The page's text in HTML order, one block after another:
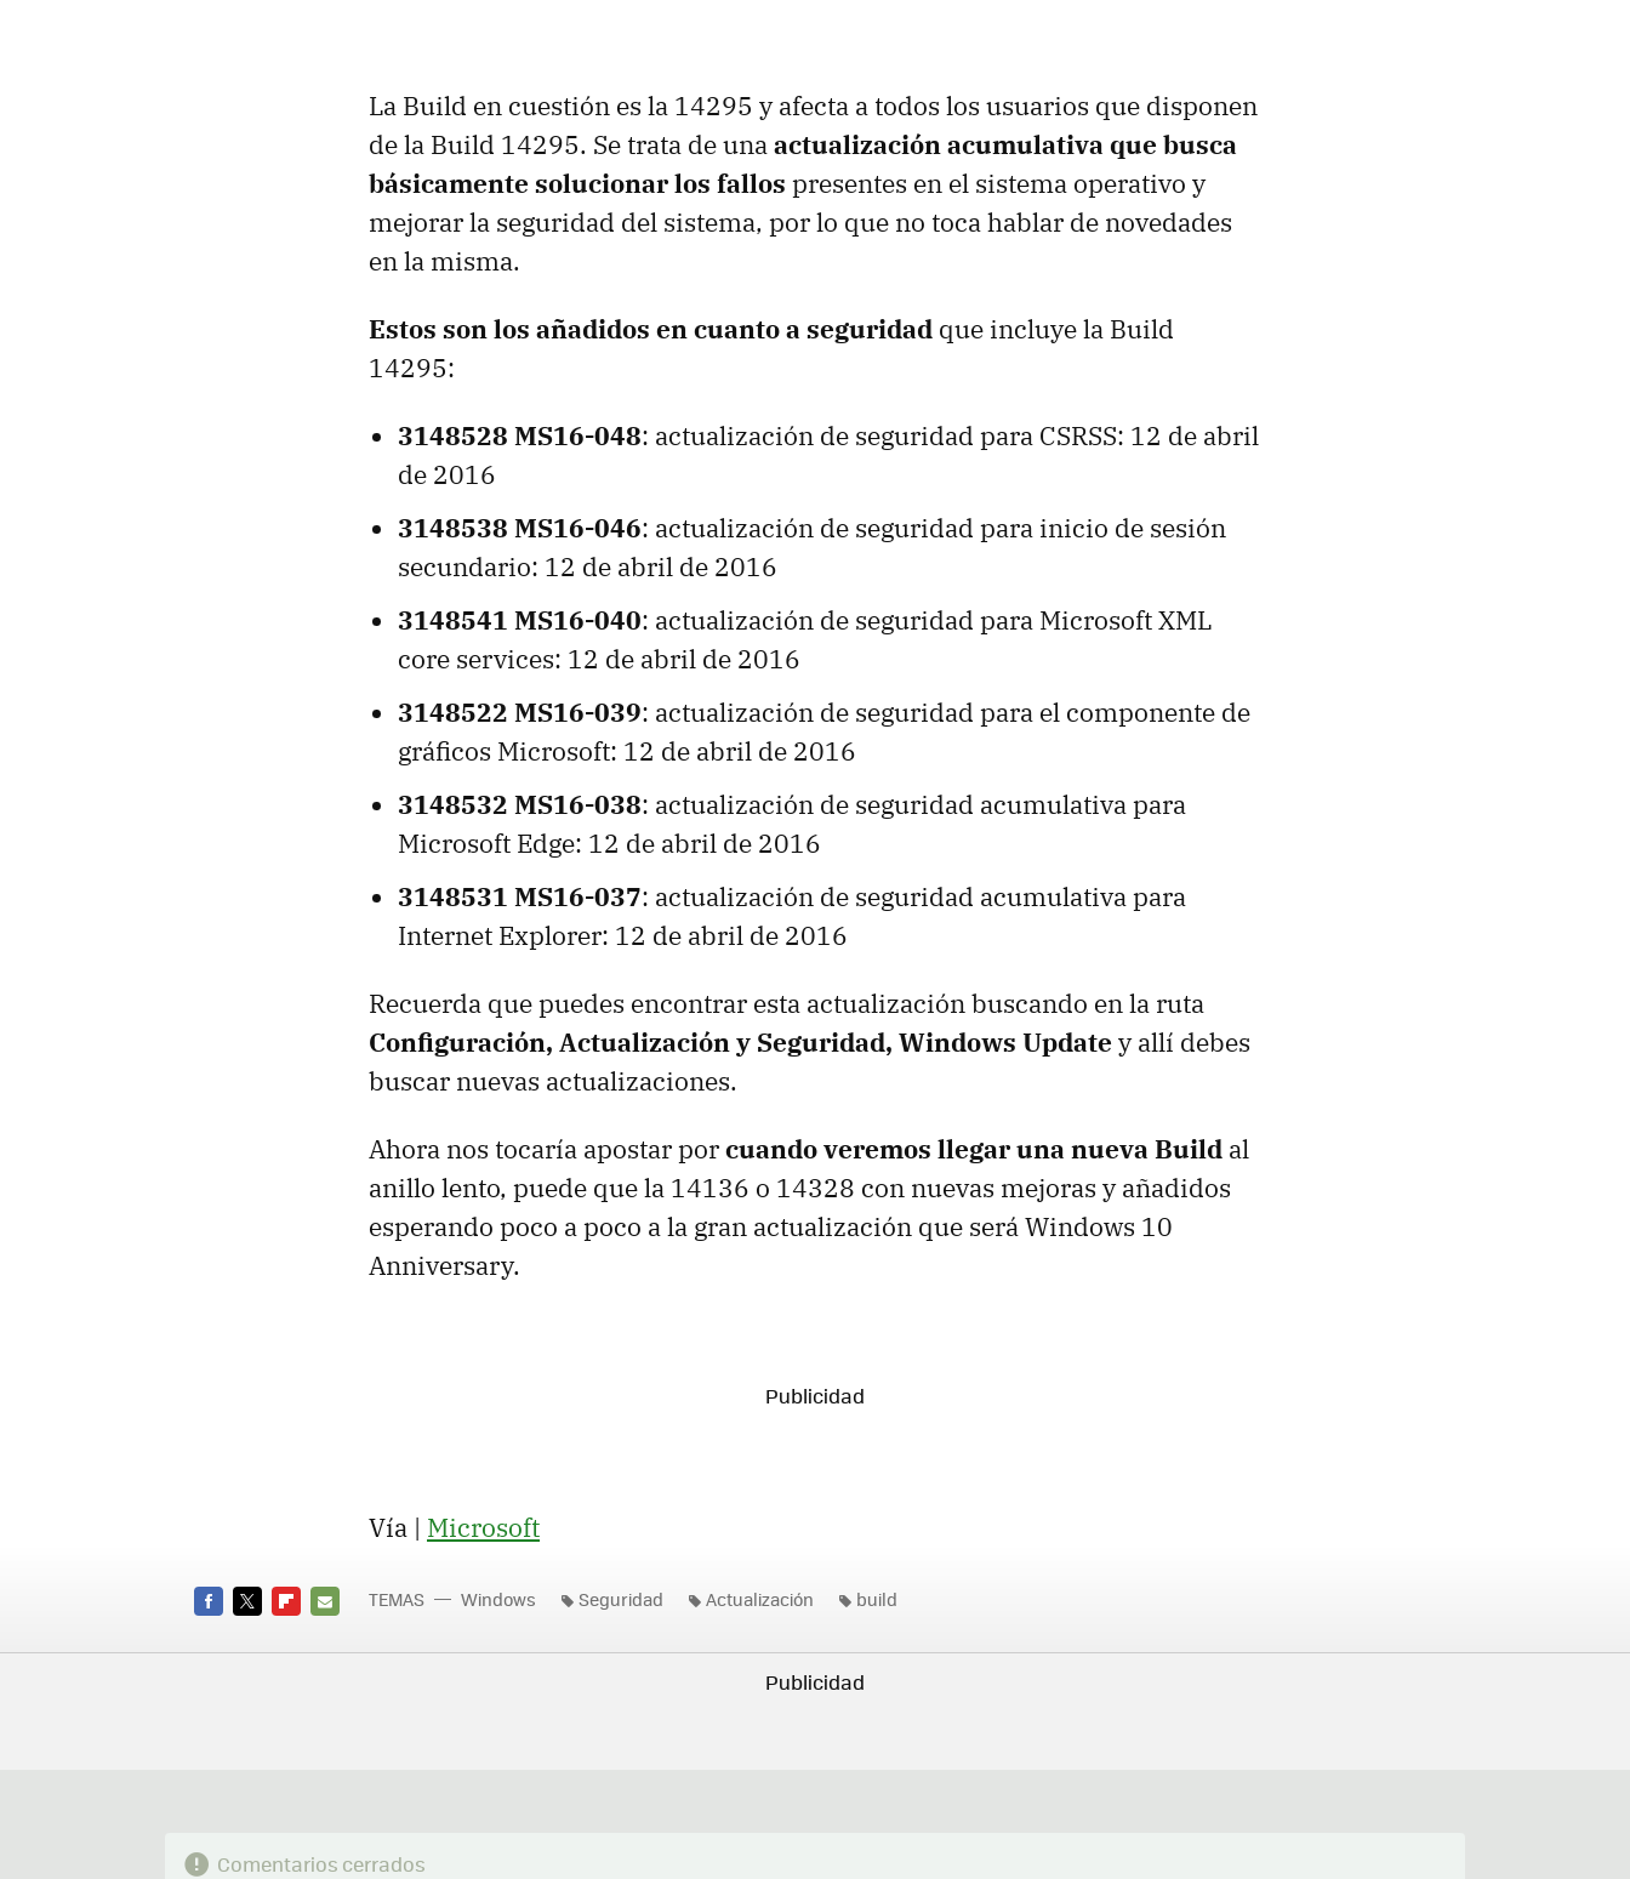
La Build en cuestión es la 14295 y afecta a todos los usuarios que disponen
de la Build 14295. Se trata de unaactualización acumulativa que busca
básicamente solucionar los fallos presentes en el sistema operativo y
mejorar la seguridad del sistema, por lo que no toca hablar de novedades
en la misma.
Estos son los añadidos en cuanto a seguridad que incluye la Build
14295:
3148528 MS16-048: actualización de seguridad para CSRSS: 12 de abril
de 2016
3148538 MS16-046: actualización de seguridad para inicio de sesión
secundario: 12 de abril de 2016
3148541 MS16-040: actualización de seguridad para Microsoft XML
core services: 12 de abril de 2016
3148522 MS16-039: actualización de seguridad para el componente de
gráficos Microsoft: 12 de abril de 2016
3148532 MS16-038: actualización de seguridad acumulativa para
Microsoft Edge: 12 de abril de 2016
3148531 MS16-037: actualización de seguridad acumulativa para
Internet Explorer: 12 de abril de 2016
Recuerda que puedes encontrar esta actualización buscando en la ruta
Configuración, Actualización y Seguridad, Windows Update y allí debes
buscar nuevas actualizaciones.
Ahora nos tocaría apostar porcuando veremos llegar una nueva Build al
anillo lento, puede que la 14136 o 14328 con nuevas mejoras y añadidos
esperando poco a poco a la gran actualización que será Windows 10
Anniversary.
Vía | Microsoft
MAIL
TEMAS Windows Seguridad Actualización build
Comentarios cerrados